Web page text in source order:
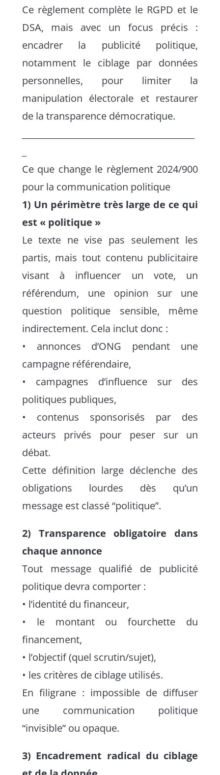
Ce règlement complète le RGPD et le
DSA, mais avec un focus précis :
encadrer la publicité politique,
notamment le ciblage par données
personnelles, pour limiter la
manipulation électorale et restaurer
de la transparence démocratique.
Ce que change le règlement 2024/900
pour la communication politique
1) Un périmètre très large de ce qui
est « politique »
Le texte ne vise pas seulement les
partis, mais tout contenu publicitaire
visant à influencer un vote, un
référendum, une opinion sur une
question politique sensible, même
indirectement. Cela inclut donc :
• annonces d’ONG pendant une
campagne référendaire,
• campagnes d’influence sur des
politiques publiques,
• contenus sponsorisés par des
acteurs privés pour peser sur un
débat.
Cette définition large déclenche des
obligations lourdes dès qu’un
message est classé “politique”.
2) Transparence obligatoire dans
chaque annonce
Tout message qualifié de publicité
politique devra comporter :
• l’identité du financeur,
• le montant ou fourchette du
financement,
• l’objectif (quel scrutin/sujet),
• les critères de ciblage utilisés.
En filigrane : impossible de diffuser
une communication politique
“invisible” ou opaque.
3) Encadrement radical du ciblage